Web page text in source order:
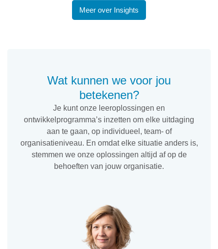
Meer over Insights
Wat kunnen we voor jou
betekenen?
Je kunt onze leeroplossingen en
ontwikkelprogramma’s inzetten om elke uitdaging
aan te gaan, op individueel, team- of
organisatieniveau. En omdat elke situatie anders is,
stemmen we onze oplossingen altijd af op de
behoeften van jouw organisatie.